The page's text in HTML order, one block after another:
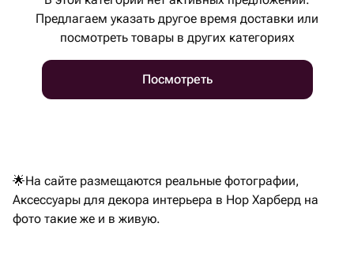
Предлагаем указать другое время доставки или
посмотреть товары в других категориях
Посмотреть
🌟На сайте размещаются реальные фотографии,
Аксессуары для декора интерьера в Нор Харберд на
фото такие же и в живую.